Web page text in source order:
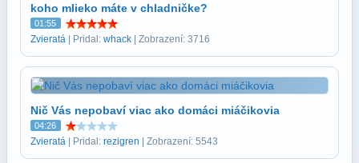
koho mlieko máte v chladničke?
01:55
Zvieratá | Pridal: whack | Zobrazení: 3716
Nič Vás nepobaví viac ako domáci miáčikovia
04:26
Zvieratá | Pridal: rezigren | Zobrazení: 5543